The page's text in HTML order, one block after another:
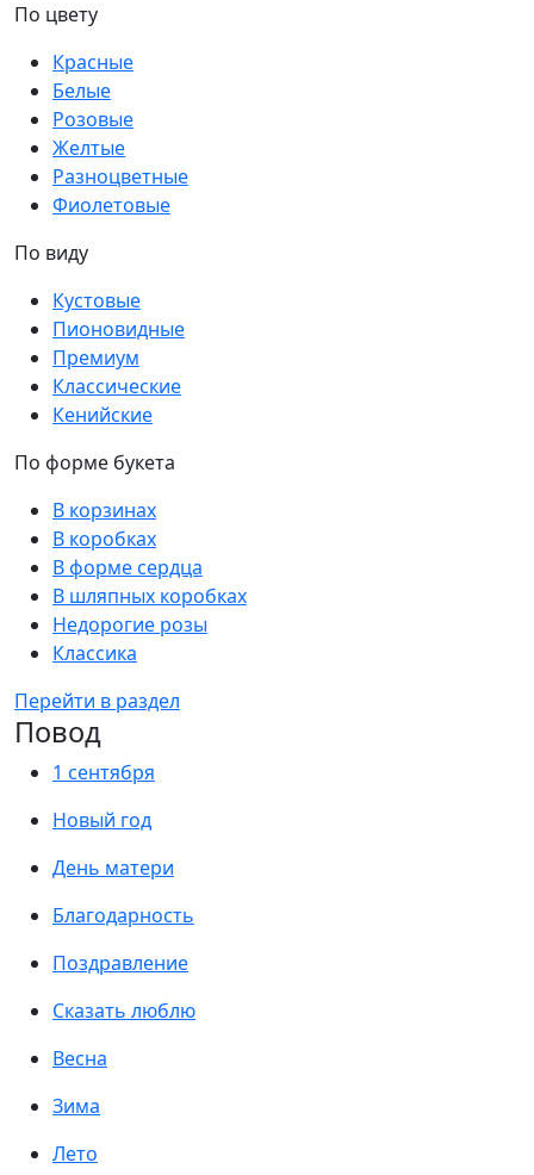
По цвету
Красные
Белые
Розовые
Желтые
Разноцветные
Фиолетовые
По виду
Кустовые
Пионовидные
Премиум
Классические
Кенийские
По форме букета
В корзинах
В коробках
В форме сердца
В шляпных коробках
Недорогие розы
Классика
Перейти в раздел
Повод
1 сентября
Новый год
День матери
Благодарность
Поздравление
Сказать люблю
Весна
Зима
Лето